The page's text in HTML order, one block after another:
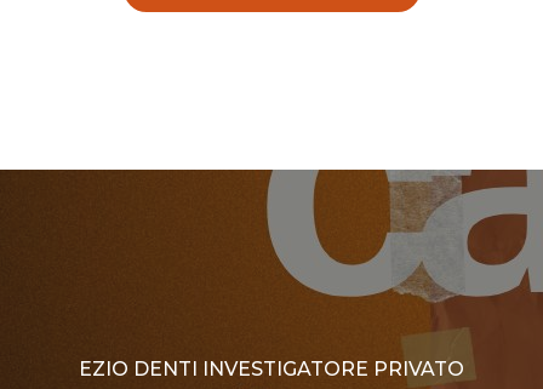
EZIO DENTI INVESTIGATORE PRIVATO